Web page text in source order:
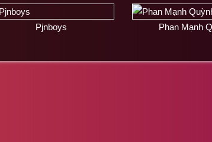
Pjnboys Phan Mạnh